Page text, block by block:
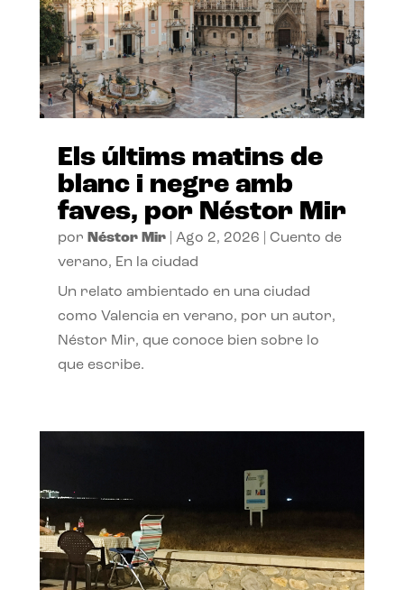
Els últims matins de
blanc i negre amb
faves, por Néstor Mir
por Néstor Mir| Ago 2, 2026
Cuento de
verano, En la ciudad
Un relato ambientado en una ciudad
como Valencia en verano, por un autor,
Néstor Mir, que conoce bien sobre lo
que escribe.